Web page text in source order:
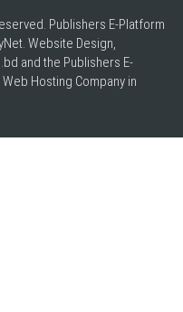
Publishers E-Platform
Website Design,
and the Publishers E-
Web Hosting Company in